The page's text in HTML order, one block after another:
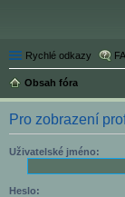
Rychlé odkazy
Obsah fóra
Pro zobrazení
Uživatelské jméno:
Heslo: